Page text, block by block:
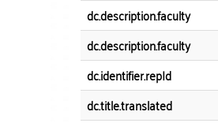
dc.description.faculty
dc.description.faculty
dc.identifier.repId
dc.title.translated